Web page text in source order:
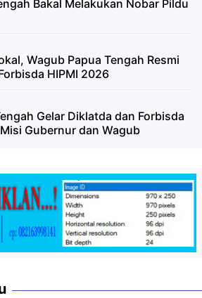
Bakal Melakukan Nobar Pildu
Wagub Papua Tengah Resmi
HIPMI 2026
Gelar Diklatda dan Forbisda
Gubernur dan Wagub